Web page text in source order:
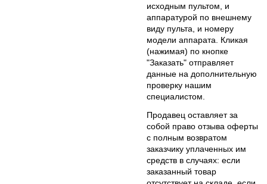
исходным пультом, и
аппаратурой по внешнему
виду пульта, и номеру
модели аппарата. Кликая
(нажимая) по кнопке
"Заказать" отправляет
данные на дополнительную
проверку нашим
специалистом.
Продавец оставляет за
собой право отзыва оферты
с полным возвратом
заказчику уплаченных им
средств в случаях: если
заказанный товар